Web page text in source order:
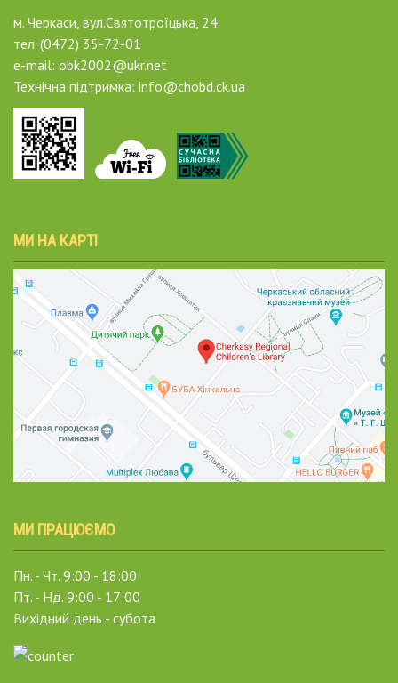
м. Черкаси, вул.Святотроїцька, 24
тел. (0472) 35-72-01
e-mail: obk2002@ukr.net
Технічна підтримка: info@chobd.ck.ua
МИ НА КАРТІ
МИ ПРАЦЮЄМО
Пн. - Чт. 9:00 - 18:00
Пт. - Нд. 9:00 - 17:00
Вихідний день - субота